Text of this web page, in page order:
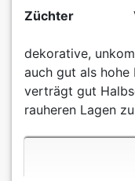
Züchter
dekorative,
auch gut als hohe
verträgt gut
rauheren Lagen